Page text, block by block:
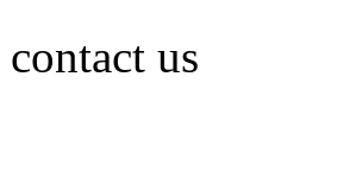
contact us